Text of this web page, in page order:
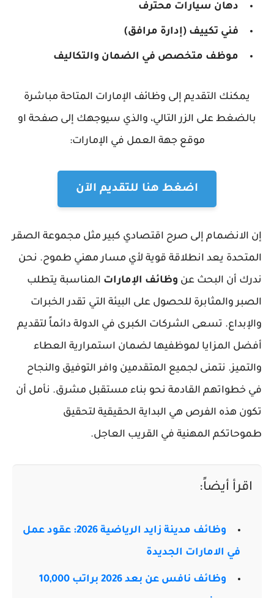
دهان سيارات محترف
فني تكييف (إدارة مرافق)
موظف متخصص في الضمان والتكاليف
يمكنك التقديم إلى وظائف الإمارات المتاحة مباشرة
بالضغط على الزر التالي، والذي سيوجهك إلى صفحة او
موقع جهة العمل في الإمارات:
اضغط هنا للتقديم الآن
إن الانضمام إلى صرح اقتصادي كبير مثل مجموعة الصقر
المتحدة يعد انطلاقة قوية لأي مسار مهني طموح. نحن
ندرك أن البحث عن وظائف الإمارات المناسبة يتطلب
الصبر والمثابرة للحصول على البيئة التي تقدر الخبرات
والإبداع. تسعى الشركات الكبرى في الدولة دائماً لتقديم
أفضل المزايا لموظفيها لضمان استمرارية العطاء
والتميز. نتمنى لجميع المتقدمين وافر التوفيق والنجاح
في خطواتهم القادمة نحو بناء مستقبل مشرق. نأمل أن
تكون هذه الفرص هي البداية الحقيقية لتحقيق
طموحاتكم المهنية في القريب العاجل.
اقرأ أيضاً:
وظائف مدينة زايد الرياضية 2026: عقود عمل
في الامارات الجديدة
وظائف نافس عن بعد 2026 براتب 10,000